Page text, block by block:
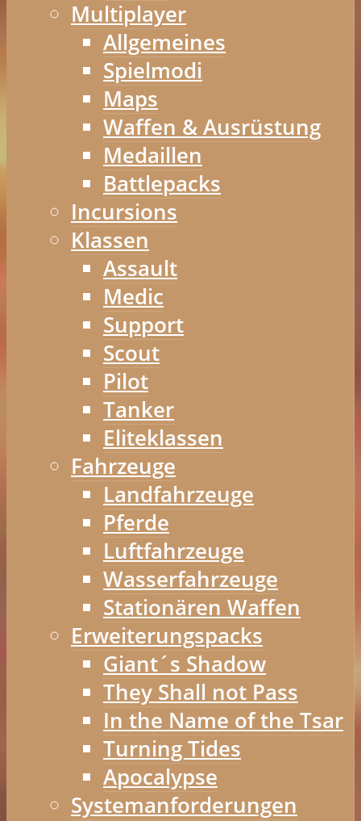
Multiplayer
Allgemeines
Spielmodi
Maps
Waffen & Ausrüstung
Medaillen
Battlepacks
Incursions
Klassen
Assault
Medic
Support
Scout
Pilot
Tanker
Eliteklassen
Fahrzeuge
Landfahrzeuge
Pferde
Luftfahrzeuge
Wasserfahrzeuge
Stationären Waffen
Erweiterungspacks
Giant´s Shadow
They Shall not Pass
In the Name of the Tsar
Turning Tides
Apocalypse
Systemanforderungen